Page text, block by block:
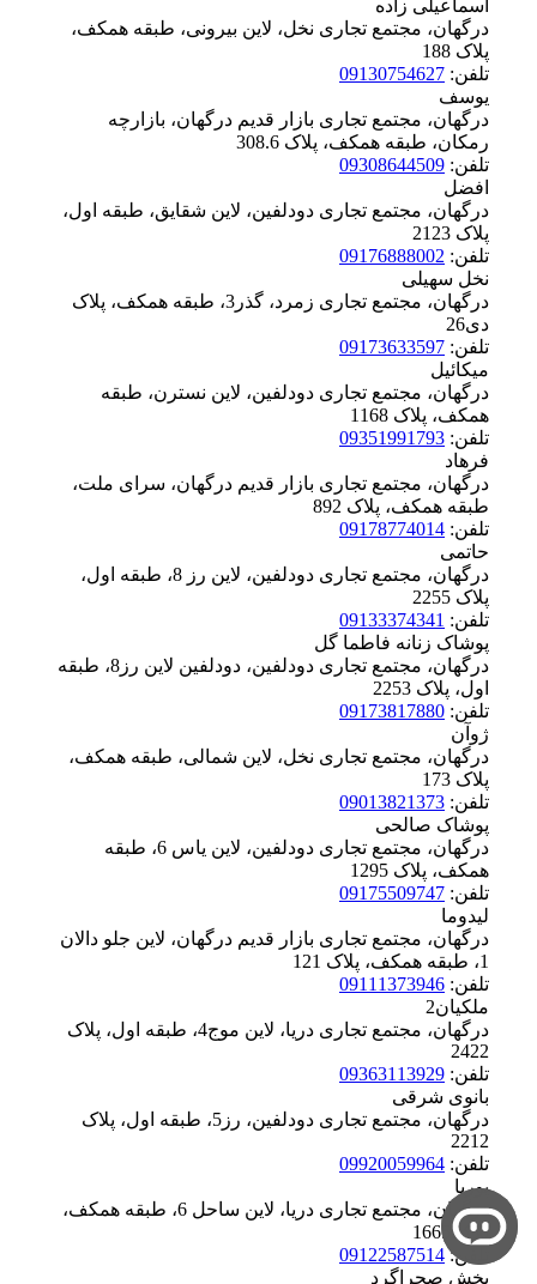
اسماعیلی زاده
درگهان، مجتمع تجاری نخل، لاین بیرونی، طبقه همکف،
پلاک ‪188
تلفن: 09130754627
یوسف
درگهان، مجتمع تجاری بازار قدیم درگهان، بازارچه
رمکان، طبقه همکف، پلاک ‪308.6
تلفن: 09308644509
افضل
درگهان، مجتمع تجاری دودلفین، لاین شقایق، طبقه اول،
پلاک ‪2123
تلفن: 09176888002
نخل سهیلی
درگهان، مجتمع تجاری زمرد، گذر3، طبقه همکف، پلاک
‪دی26
تلفن: 09173633597
میکائیل
درگهان، مجتمع تجاری دودلفین، لاین نسترن، طبقه
همکف، پلاک ‪1168
تلفن: 09351991793
فرهاد
درگهان، مجتمع تجاری بازار قدیم درگهان، سرای ملت،
طبقه همکف، پلاک ‪892
تلفن: 09178774014
حاتمی
درگهان، مجتمع تجاری دودلفین، لاین رز 8، طبقه اول،
پلاک ‪2255
تلفن: 09133374341
پوشاک زنانه فاطما گل
درگهان، مجتمع تجاری دودلفین، دودلفین لاین رز8، طبقه
اول، پلاک ‪2253
تلفن: 09173817880
ژوآن
درگهان، مجتمع تجاری نخل، لاین شمالی، طبقه همکف،
پلاک ‪173
تلفن: 09013821373
پوشاک صالحی
درگهان، مجتمع تجاری دودلفین، لاین یاس 6، طبقه
همکف، پلاک ‪1295
تلفن: 09175509747
لیدوما
درگهان، مجتمع تجاری بازار قدیم درگهان، لاین جلو دالان
1، طبقه همکف، پلاک ‪121
تلفن: 09111373946
ملکیان2
درگهان، مجتمع تجاری دریا، لاین موج4، طبقه اول، پلاک
‪2422
تلفن: 09363113929
بانوی شرقی
درگهان، مجتمع تجاری دودلفین، رز5، طبقه اول، پلاک
‪2212
تلفن: 09920059964
پوریا
درگهان، مجتمع تجاری دریا، لاین ساحل 6، طبقه همکف،
پلاک ‪1665
تلفن:09122587514
پخش صحراگرد